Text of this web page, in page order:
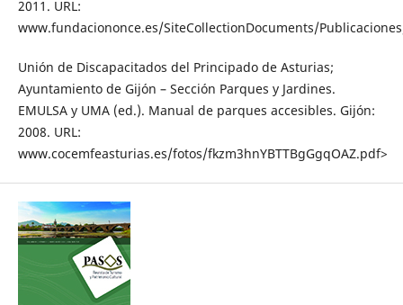
2011. URL:
www.fundaciononce.es/SiteCollectionDocuments/
Unión de Discapacitados del Principado de Asturias;
Ayuntamiento de Gijón – Sección Parques y Jardines.
EMULSA y UMA (ed.). Manual de parques accesibles. Gijón:
2008. URL:
www.cocemfeasturias.es/fotos/fkzm3hnYBTTBgGgqOAZ.pdf>